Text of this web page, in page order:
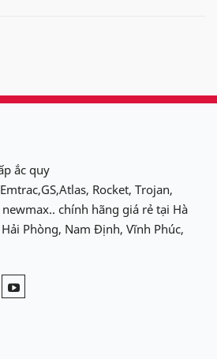
ắc quy
Rocket, Trojan,
chính hãng giá rẻ tại Hà
Phòng, Nam Định, Vĩnh Phúc,